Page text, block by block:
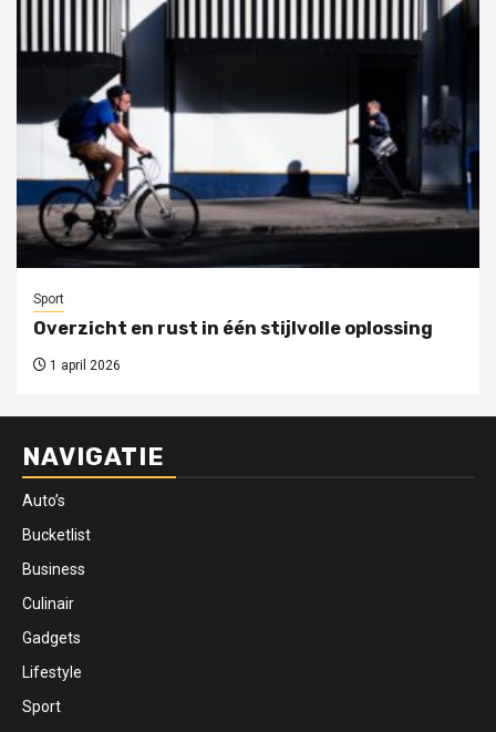
Sport
Overzicht en rust in één stijlvolle oplossing
1 april 2026
NAVIGATIE
Auto’s
Bucketlist
Business
Culinair
Gadgets
Lifestyle
Sport